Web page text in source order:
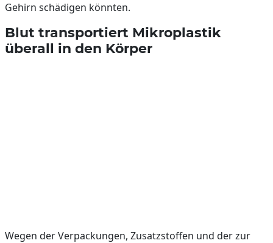
Gehirn schädigen könnten.
Blut transportiert Mikroplastik
überall in den Körper
Wegen der Verpackungen, Zusatzstoffen und der zur